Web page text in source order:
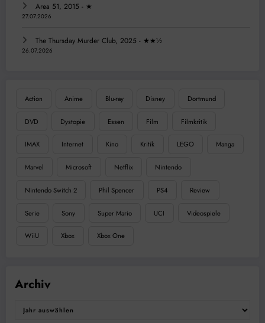
Area 51, 2015 - ★
27.07.2026
The Thursday Murder Club, 2025 - ★★½
26.07.2026
Action Anime Blu-ray Disney Dortmund
DVD Dystopie Essen Film Filmkritik
IMAX Internet Kino Kritik LEGO Manga
Marvel Microsoft Netflix Nintendo
Nintendo Switch 2 Phil Spencer PS4 Review
Serie Sony Super Mario UCI Videospiele
WiiU Xbox Xbox One